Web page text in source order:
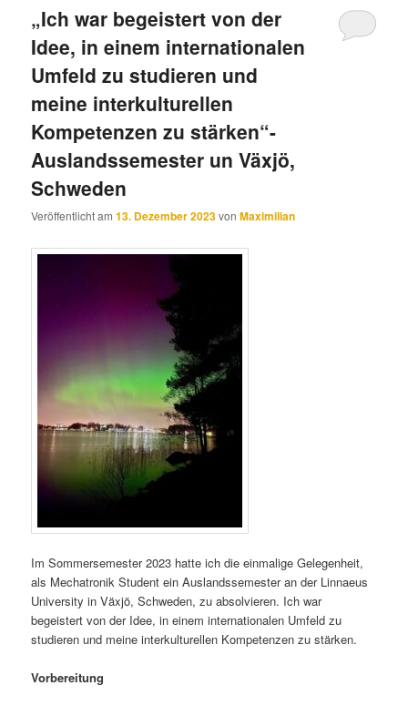
„Ich war begeistert von der
Idee, in einem internationalen
Umfeld zu studieren und
meine interkulturellen
Kompetenzen zu stärken“-
Auslandssemester un Växjö,
Schweden
Veröffentlicht am13. Dezember 2023vonMaximilian
Im Sommersemester 2023 hatte ich die einmalige Gelegenheit,
als Mechatronik Student ein Auslandssemester an der Linnaeus
University in Växjö, Schweden, zu absolvieren. Ich war
begeistert von der Idee, in einem internationalen Umfeld zu
studieren und meine interkulturellen Kompetenzen zu stärken.
Vorbereitung